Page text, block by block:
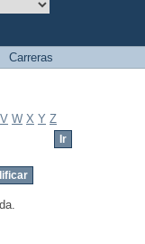
Carreras
V W X Y Z